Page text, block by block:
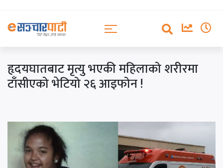
हृदयघातबाट मृत्यु भएकी महिलाको शरीरमा
टाँसीएको भेटियो २६ आइफोन !